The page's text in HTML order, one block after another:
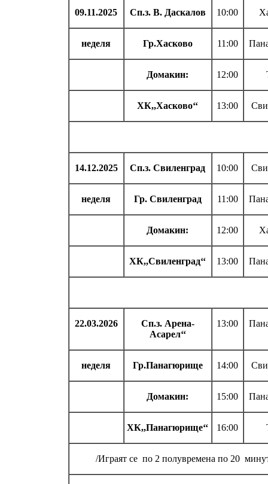
09.11.2025 Сп.з. В. Даскалов 10:00
неделя Гр.Хасково 11:00
Домакин: 12:00
ХК,,Хасково‘‘ 13:00
14.12.2025 Сп.з. Свиленград 10:00
неделя Гр. Свиленград 11:00
Домакин: 12:00
ХК,,Свиленград‘‘ 13:00
22.03.2026
Сп.з. Арена-
Асарел‘‘
13:00
неделя Гр.Панагюрище 14:00
Домакин: 15:00
ХК,,Панагюрище‘‘ 16:00
/Играят се по 2 полувремена по 20